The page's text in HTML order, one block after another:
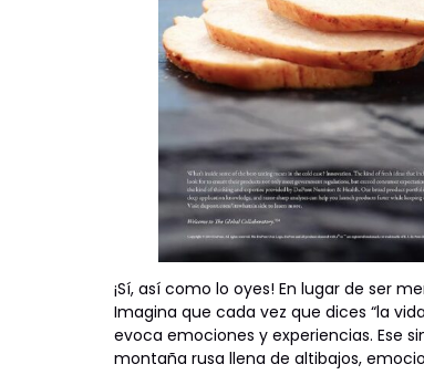
¡Sí, así como lo oyes! En lugar de ser
Imagina que cada vez que dices “la
evoca emociones y experiencias. Ese
montaña rusa llena de altibajos,